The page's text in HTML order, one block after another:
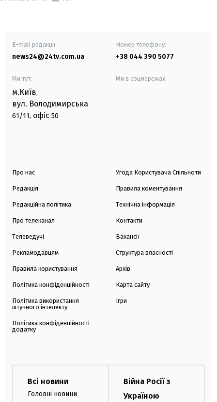
E-mail редакції
news24@24tv.com.ua
Номер телефону:
+38 044 390 5077
Ми тут:
м.Київ,
вул. Володимирська
61/11, офіс 50
Ми в соцмережах:
Про нас
Редакція
Редакційна політика
Про телеканал
Телеведучі
Рекламодавцям
Правила користування
Політика конфіденційності
Політика використання
штучного інтелекту
Політика конфіденційності
додатку
Угода Користувача Спільноти
Правила коментування
Технічна інформація
Контакти
Вакансії
Структура власності
Архів
Карта сайту
Ігри
Всі новини
Головні новини
Війна Росії з
Україною